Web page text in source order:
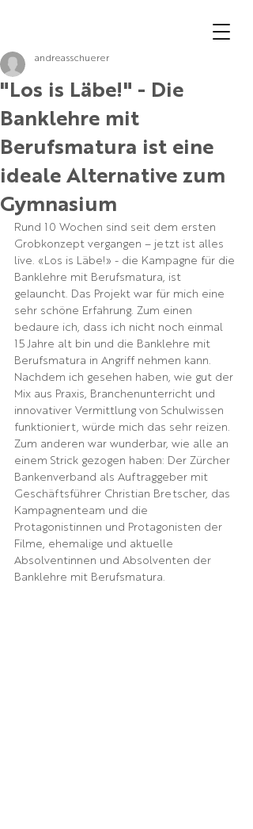
"Los is Läbe!" - Die
Banklehre mit
Berufsmatura ist eine
ideale Alternative zum
Gymnasium
andreasschuerer
Rund 10 Wochen sind seit dem ersten
Grobkonzept vergangen – jetzt ist alles
live. «Los is Läbe!» - die Kampagne für die
Banklehre mit Berufsmatura, ist
gelauncht. Das Projekt war für mich eine
sehr schöne Erfahrung. Zum einen
bedaure ich, dass ich nicht noch einmal
15 Jahre alt bin und die Banklehre mit
Berufsmatura in Angriff nehmen kann.
Nachdem ich gesehen haben, wie gut der
Mix aus Praxis, Branchenunterricht und
innovativer Vermittlung von Schulwissen
funktioniert, würde mich das sehr reizen.
Zum anderen war wunderbar, wie alle an
einem Strick gezogen haben: Der Zürcher
Bankenverband als Auftraggeber mit
Geschäftsführer Christian Bretscher, das
Kampagnenteam und die
Protagonistinnen und Protagonisten der
Filme, ehemalige und aktuelle
Absolventinnen und Absolventen der
Banklehre mit Berufsmatura.